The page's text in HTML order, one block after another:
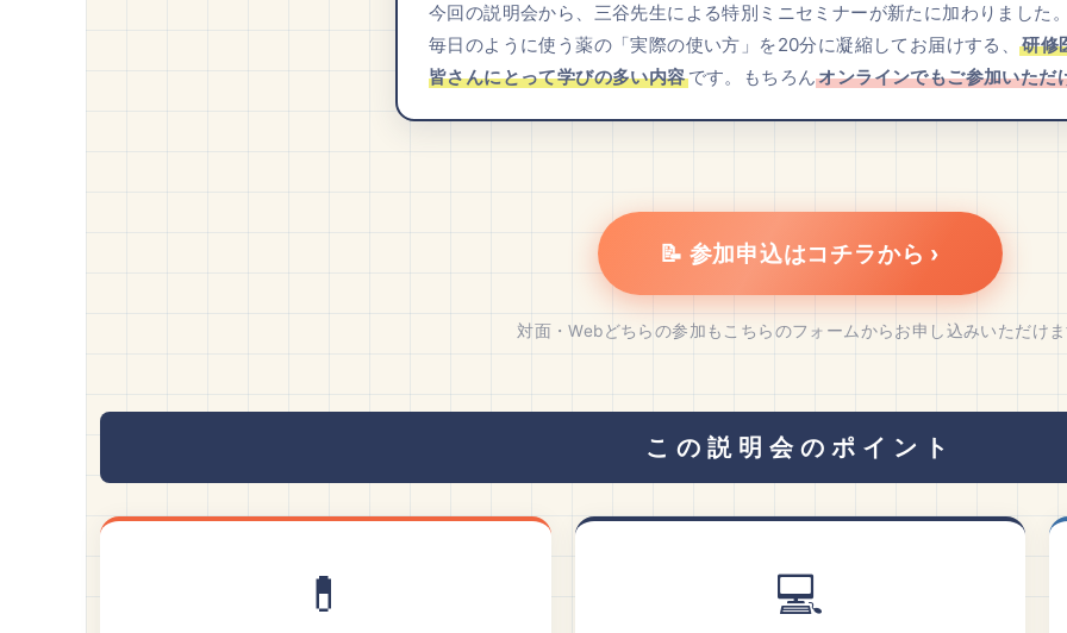
今回の説明会から、三谷先生による特別ミニセミナーが新たに加わりました
毎日のように使う薬の「実際の使い方」を20分に凝縮してお届けする、研修
皆さんにとって学びの多い内容です。もちろんオンラインでもご参加いただ
📝 参加申込はコチラから ›
対面・Webどちらの参加もこちらのフォームからお申し込みいただけ
この説明会のポイント
💊 💻